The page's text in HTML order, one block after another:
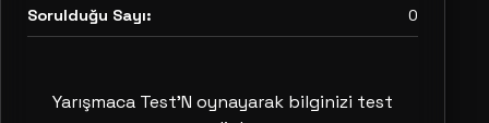
Sorulduğu Sayı: 0
Yarışmaca Test'N oynayarak bilginizi test